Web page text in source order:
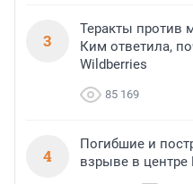
3
Теракты против
Ким ответила,
Wildberries
85 169
4
Погибшие и
взрыве в